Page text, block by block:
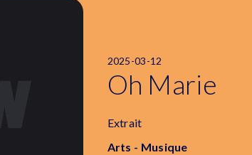
2025-03-12
Oh Marie
Extrait
Arts - Musique